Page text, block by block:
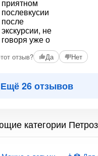
отзыв? Да Нет
Ещё 26 отзывов
категории